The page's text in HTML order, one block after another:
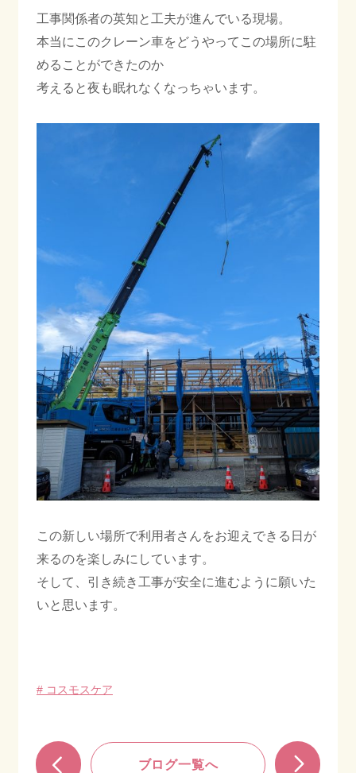
022-347-3811
ご相談・お問合わせ
プライバシーポリシー
工事関係者の英知と工夫が進んでいる現場。
本当にこのクレーン車をどうやってこの場所に駐
めることができたのか
考えると夜も眠れなくなっちゃいます。
この新しい場所で利用者さんをお迎えできる日が
来るのを楽しみにしています。
そして、引き続き工事が安全に進むように願いた
いと思います。
# コスモスケア
ブログ一覧へ